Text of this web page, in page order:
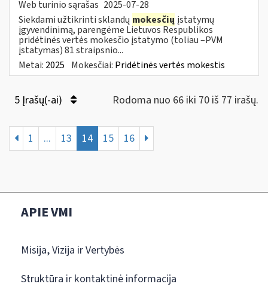
Web turinio sąrašas 2025-07-28
Siekdami užtikrinti sklandų mokesčių įstatymų
įgyvendinimą, parengėme Lietuvos Respublikos
pridėtinės vertės mokesčio įstatymo (toliau –PVM
įstatymas) 81 straipsnio...
Metai: 2025 Mokesčiai: Pridėtinės vertės mokestis
5 Įrašų(-ai) Rodoma nuo 66 iki 70 iš 77 irašų.
1 ... 13 14 15 16
APIE VMI
Misija, Vizija ir Vertybės
Struktūra ir kontaktinė informacija